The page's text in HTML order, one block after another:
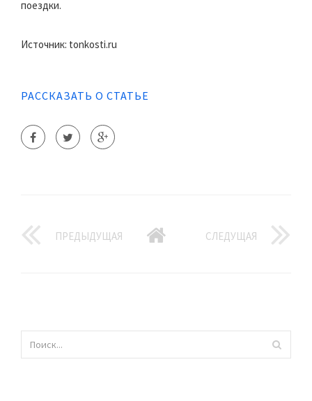
поездки.
Источник: tonkosti.ru
РАССКАЗАТЬ О СТАТЬЕ
ПРЕДЫДУЩАЯ СЛЕДУЩАЯ